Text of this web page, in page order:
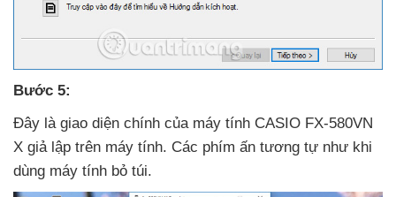
Bước 5:
Đây là giao diện chính của máy tính CASIO FX-580VN
X giả lập trên máy tính. Các phím ấn tương tự như khi
dùng máy tính bỏ túi.